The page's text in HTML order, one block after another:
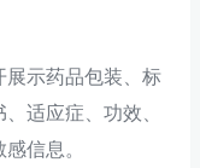
展示药品包装、标
适应症、功效、
信息。